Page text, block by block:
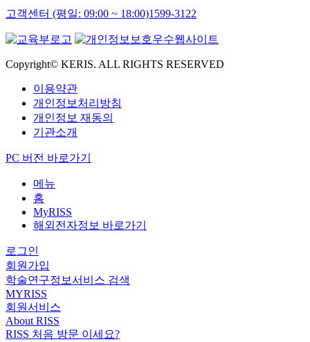
고객센터 (평일: 09:00 ~ 18:00)1599-3122
Copyright© KERIS. ALL RIGHTS RESERVED
이용약관
개인정보처리방침
개인정보 재동의
기관소개
PC 버전 바로가기
메뉴
홈
MyRISS
해외전자정보 바로가기
로그인
회원가입
학술연구정보서비스 검색
MYRISS
회원서비스
About RISS
RISS 처음 방문 이세요?